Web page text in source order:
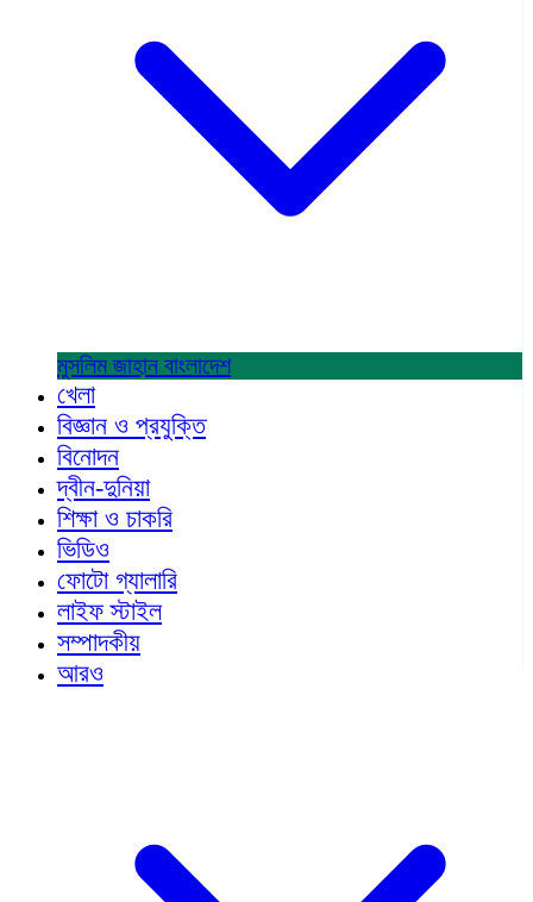
মুসলিম জাহান বাংলাদেশ
খেলা
বিজ্ঞান ও প্রযুক্তি
বিনোদন
দ্বীন-দুনিয়া
শিক্ষা ও চাকরি
ভিডিও
ফোটো গ্যালারি
লাইফ স্টাইল
সম্পাদকীয়
আরও